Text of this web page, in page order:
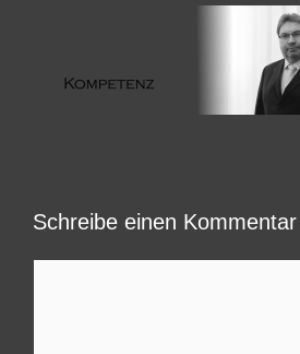
Schreibe einen Kommentar